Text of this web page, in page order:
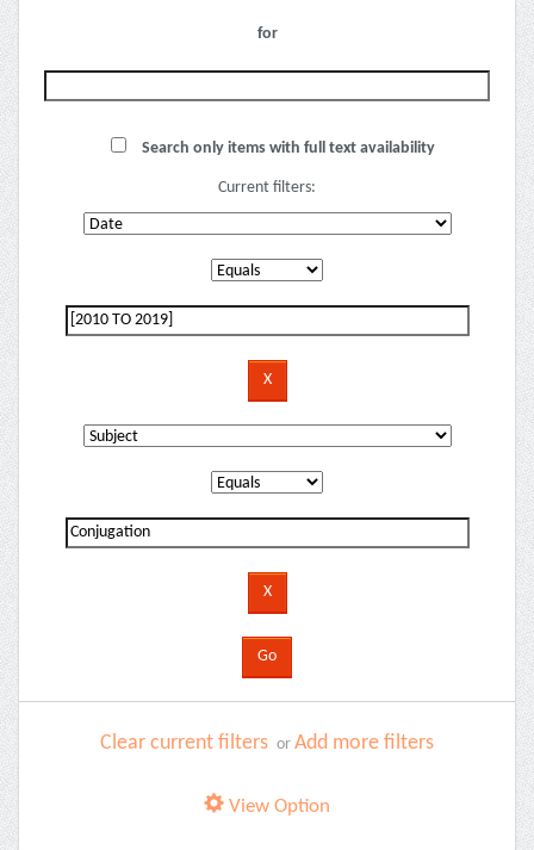
for
Search only items with full text availability
Current filters:
Clear current filters or Add more filters
View Option